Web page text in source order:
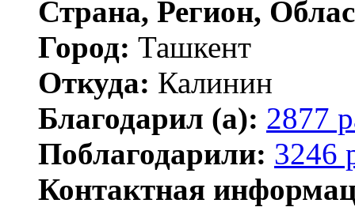
Страна, Регион,
Город: Ташкент
Откуда: Калинин
Благодарил (а): 2877
Поблагодарили: 3246
Контактная